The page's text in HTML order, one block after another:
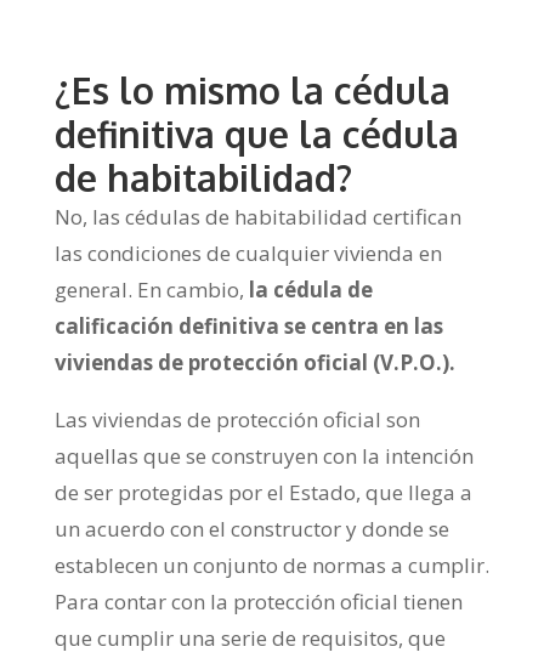
¿Es lo mismo la cédula
definitiva que la cédula
de habitabilidad?
No, las cédulas de habitabilidad certifican
las condiciones de cualquier vivienda en
general. En cambio, la cédula de
calificación definitiva se centra en las
viviendas de protección oficial (V.P.O.).
Las viviendas de protección oficial son
aquellas que se construyen con la intención
de ser protegidas por el Estado, que llega a
un acuerdo con el constructor y donde se
establecen un conjunto de normas a cumplir.
Para contar con la protección oficial tienen
que cumplir una serie de requisitos, que